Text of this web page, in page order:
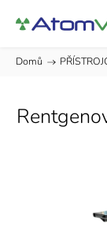
Domů /